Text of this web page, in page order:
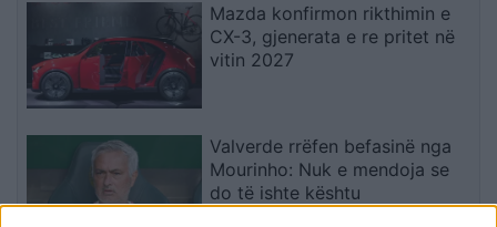
Mazda konfirmon rikthimin e
CX-3, gjenerata e re pritet në
vitin 2027
Valverde rrëfen befasinë nga
Mourinho: Nuk e mendoja se
do të ishte kështu